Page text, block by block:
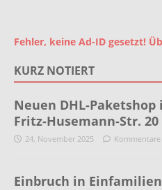
Fehler, keine Ad-ID gesetzt!
KURZ NOTIERT
Neuen DHL-
Fritz-Husemann-Str. 20
24. November 2025
Einbruch in